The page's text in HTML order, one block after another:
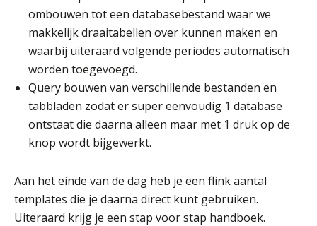
ombouwen tot een databasebestand waar we
makkelijk draaitabellen over kunnen maken en
waarbij uiteraard volgende periodes automatisch
worden toegevoegd.
Query bouwen van verschillende bestanden en
tabbladen zodat er super eenvoudig 1 database
ontstaat die daarna alleen maar met 1 druk op de
knop wordt bijgewerkt.
Aan het einde van de dag heb je een flink aantal
templates die je daarna direct kunt gebruiken.
Uiteraard krijg je een stap voor stap handboek.